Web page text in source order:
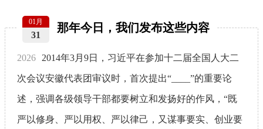
那年今日，我们发布这些内容
01月
31
2026 2014年3月9日，习近平在参加十二届全国人大二
次会议安徽代表团审议时，首次提出“____”的重要论
述，强调各级领导干部都要树立和发扬好的作风，“既
严以修身、严以用权、严以律己，又谋事要实、创业要